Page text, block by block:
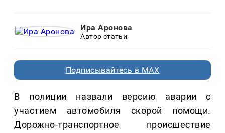
Ира Аронова
Автор статьи
Подписывайтесь в MAX
В полиции назвали версию аварии с
участием автомобиля скорой помощи.
Дорожно-транспортное происшествие